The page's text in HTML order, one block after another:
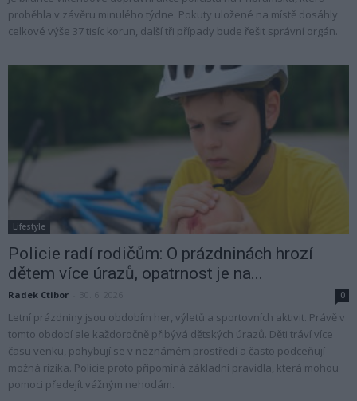
proběhla v závěru minulého týdne. Pokuty uložené na místě dosáhly
celkové výše 37 tisíc korun, další tři případy bude řešit správní orgán.
Lifestyle
Policie radí rodičům: O prázdninách hrozí
dětem více úrazů, opatrnost je na...
Radek Ctibor 0
Letní prázdniny jsou obdobím her, výletů a sportovních aktivit. Právě v
tomto období ale každoročně přibývá dětských úrazů. Děti tráví více
času venku, pohybují se v neznámém prostředí a často podceňují
možná rizika. Policie proto připomíná základní pravidla, která mohou
pomoci předejít vážným nehodám.